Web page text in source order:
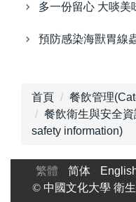
多一份留心 大啖美
預防感染海獸胃線
首頁
餐飲管理
餐飲衛生與安全
safety information)
繁體 简体
© 中國文化大學 衛